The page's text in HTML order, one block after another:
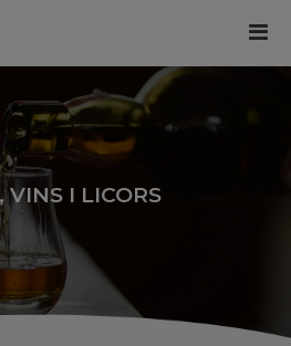
VINS I LICORS